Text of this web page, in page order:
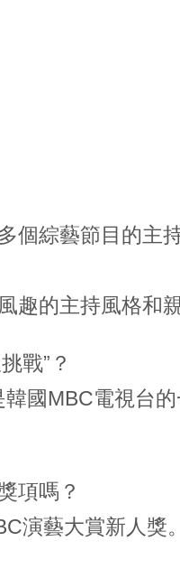
個綜藝節目的主
趣的主持風格和
戰”？
韓國MBC電視台
項嗎？
演藝大賞新人獎。